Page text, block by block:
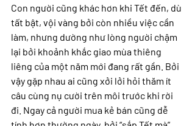
Con người cũng khác hơn khi Tết đến, dù
tất bật, vội vàng bởi còn nhiều việc cần
làm, nhưng dường như lòng người chậm
lại bởi khoảnh khắc giao mùa thiêng
liêng của một năm mới đang rất gần. Bởi
vậy gặp nhau ai cũng xởi lởi hỏi thăm ít
câu cùng nụ cười trên môi trước khi rời
đi. Ngay cả người mua kẻ bán cũng dễ